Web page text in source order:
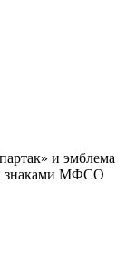
и эмблема
знаками МФСО